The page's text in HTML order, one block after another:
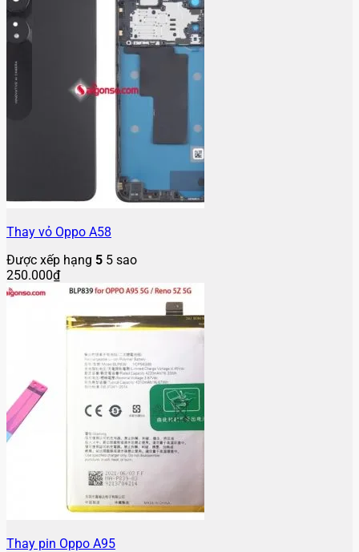
Thay vỏ Oppo A58
Được xếp hạng 5 5 sao
250.000₫
Thay pin Oppo A95